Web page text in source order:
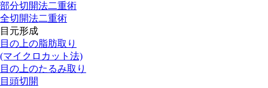
部分切開法二重術
全切開法二重術
目元形成
目の上の脂肪取り
(マイクロカット法)
目の上のたるみ取り
目頭切開